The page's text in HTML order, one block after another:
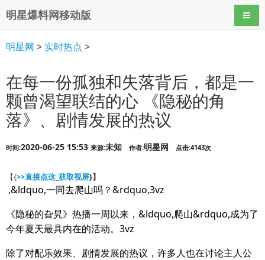
明星爆料网移动版 导航
明星网 > 实时热点 >
在每一份孤独和失落背后，都是一
颗曾渴望联结的心 《隐秘的角
落》、剧情发展的热议
时间:2020-06-25 15:53 来源:未知 作者:明星网 点击:4143次
【{>>直接点这_获取视屏}】
,&ldquo,一同去爬山吗？&rdquo,3vz
《隐秘的旮旯》热播一周以来，&ldquo,爬山&rdquo,成为了
今年夏天最具内在的活动。3vz
除了对配乐效果、剧情发展的热议，许多人也在讨论主人公